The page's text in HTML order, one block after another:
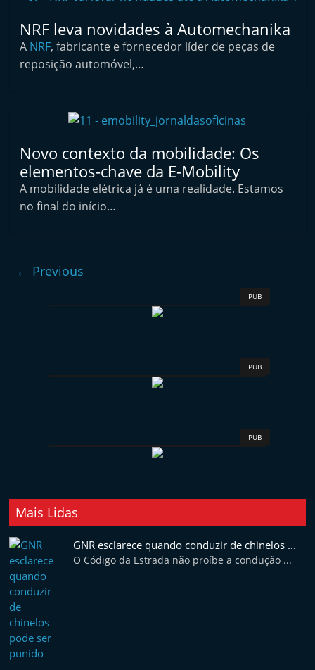
m
a
r
t
A
u
t
l
NRF leva novidades à Automechanika
A NRF, fabricante e fornecedor líder de peças de
reposição automóvel,…
Novo contexto da mobilidade: Os
elementos-chave da E-Mobility
A mobilidade elétrica já é uma realidade. Estamos
no final do início…
← Previous
PUB
PUB
PUB
Mais Lidas
GNR esclarece quando conduzir de chinelos ...
O Código da Estrada não proíbe a condução ...